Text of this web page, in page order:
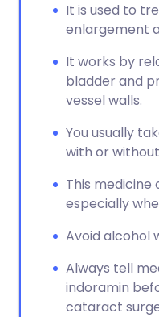
It is used to
enlargement
It works by
bladder and
vessel walls.
You usually
with or
This medicine
especially
Avoid alcohol
Always tell
indoramin
cataract